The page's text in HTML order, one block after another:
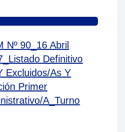
Nº 90_16 Abril
Definitivo
Excluidos/as Y
Primer
a_Turno